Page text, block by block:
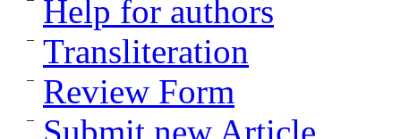
Help for authors
Transliteration
Review Form